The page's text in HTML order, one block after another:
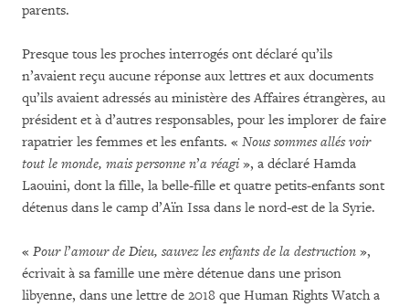
parents.
Presque tous les proches interrogés ont déclaré qu’ils
n’avaient reçu aucune réponse aux lettres et aux documents
qu’ils avaient adressés au ministère des Affaires étrangères, au
président et à d’autres responsables, pour les implorer de faire
rapatrier les femmes et les enfants. « Nous sommes allés voir
tout le monde, mais personne n’a réagi», a déclaré Hamda
Laouini, dont la fille, la belle-fille et quatre petits-enfants sont
détenus dans le camp d’Aïn Issa dans le nord-est de la Syrie.
« Pour l’amour de Dieu, sauvez les enfants de la destruction »,
écrivait à sa famille une mère détenue dans une prison
libyenne, dans une lettre de 2018 que Human Rights Watch a